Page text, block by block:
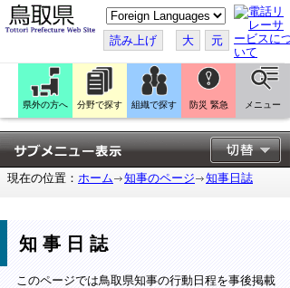
こ
の
ペ
ー
ジ
翻
訳
す
る
読み上げ 大 元
県外の方へ 分野で探す 組織で探す 防災 緊急 メニュー
現在の位置： ホーム 知事のページ 知事日誌
知事日誌
このページでは鳥取県知事の行動日程を事後掲載